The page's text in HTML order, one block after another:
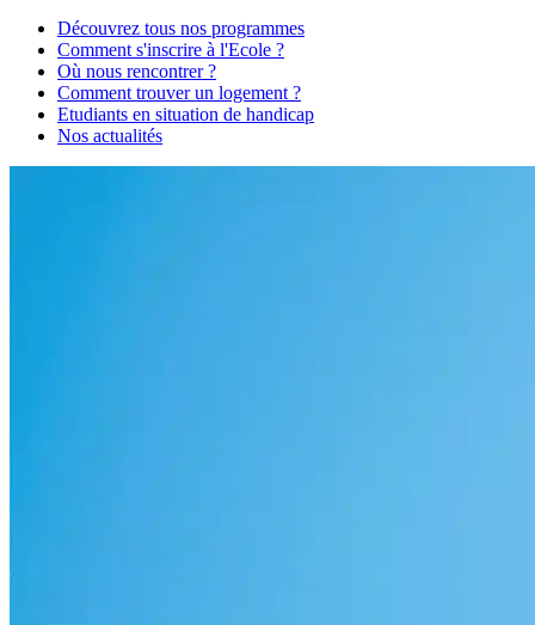
Découvrez tous nos programmes
Comment s'inscrire à l'Ecole ?
Où nous rencontrer ?
Comment trouver un logement ?
Etudiants en situation de handicap
Nos actualités